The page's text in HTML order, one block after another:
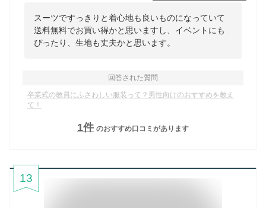
スーツですっきりと着心地も良いものになっていて
送料無料でお買い得かと思いますし、イベントにも
ぴったり、生地も丈夫かと思います。
回答された質問
卒業式の教員にふさわしい服装って？男性向けのおすすめを教え
て！
1件 のおすすめ口コミがあります
13